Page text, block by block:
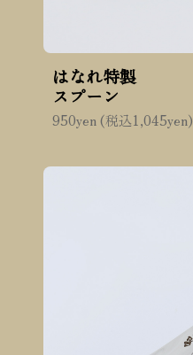
はなれ特製
スプーン
950yen (税込1,045yen)